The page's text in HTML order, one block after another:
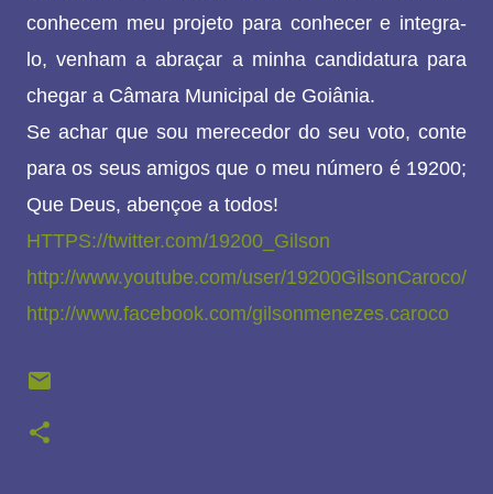
conhecem meu projeto para conhecer e integra-
lo, venham a abraçar a minha candidatura para
chegar a Câmara Municipal de Goiânia.
Se achar que sou merecedor do seu voto, conte
para os seus amigos que o meu número é 19200;
Que Deus, abençoe a todos!
HTTPS://twitter.com/19200_Gilson
http://www.youtube.com/user/19200GilsonCaroco/
http://www.facebook.com/gilsonmenezes.caroco